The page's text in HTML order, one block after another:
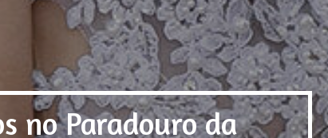
no Paradouro da